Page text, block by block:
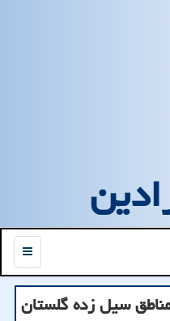
منو
سیل زده گلستان